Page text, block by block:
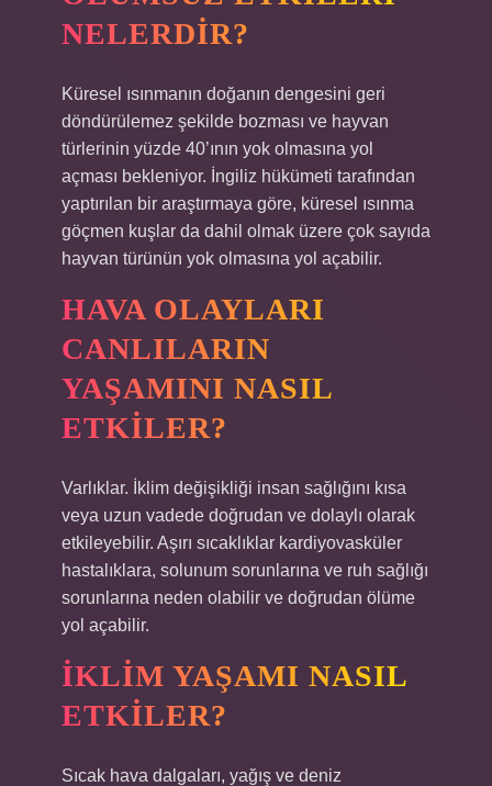
NELERDIR?
Küresel ısınmanın doğanın dengesini geri
döndürülemez şekilde bozması ve hayvan
türlerinin yüzde 40’ının yok olmasına yol
açması bekleniyor. İngiliz hükümeti tarafından
yaptırılan bir araştırmaya göre, küresel ısınma
göçmen kuşlar da dahil olmak üzere çok sayıda
hayvan türünün yok olmasına yol açabilir.
HAVA OLAYLARI
CANLILARIN
YAŞAMINI NASIL
ETKILER?
Varlıklar. İklim değişikliği insan sağlığını kısa
veya uzun vadede doğrudan ve dolaylı olarak
etkileyebilir. Aşırı sıcaklıklar kardiyovasküler
hastalıklara, solunum sorunlarına ve ruh sağlığı
sorunlarına neden olabilir ve doğrudan ölüme
yol açabilir.
İKLIM YAŞAMI NASIL
ETKILER?
Sıcak hava dalgaları, yağış ve deniz